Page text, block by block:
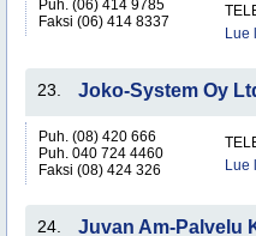
Puh. (06) 414 9785
Faksi (06) 414 8337
Lue
23. Joko-System Oy
Puh. (08) 420 666
Puh. 040 724 4460
Faksi (08) 424 326
Lue
24. Juvan Am-Palvelu